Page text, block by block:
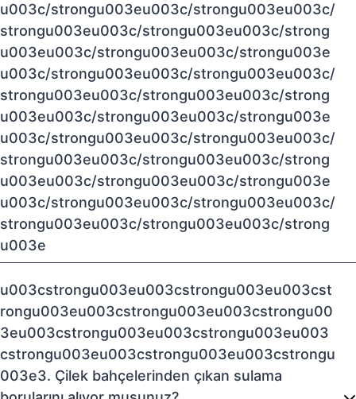
u003c/strongu003eu003c/strongu003eu003c/
strongu003eu003c/strongu003eu003c/strong
u003eu003c/strongu003eu003c/strongu003e
u003c/strongu003eu003c/strongu003eu003c/
strongu003eu003c/strongu003eu003c/strong
u003eu003c/strongu003eu003c/strongu003e
u003c/strongu003eu003c/strongu003eu003c/
strongu003eu003c/strongu003eu003c/strong
u003eu003c/strongu003eu003c/strongu003e
u003c/strongu003eu003c/strongu003eu003c/
strongu003eu003c/strongu003eu003c/strong
u003e
u003cstrongu003eu003cstrongu003eu003cst
rongu003eu003cstrongu003eu003cstrongu00
3eu003cstrongu003eu003cstrongu003eu003
cstrongu003eu003cstrongu003eu003cstrongu
003e3. Çilek bahçelerinden çıkan sulama